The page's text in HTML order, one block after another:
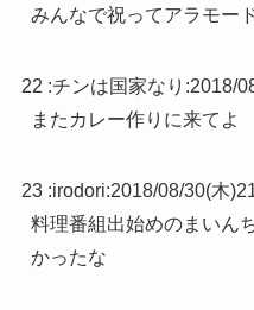
みんなで祝ってアラモー
22 :チンは国家なり :2018/
またカレー作りに来てよ
23 :irodori:2018/08/30(木
料理番組出始めのまいん
かったな